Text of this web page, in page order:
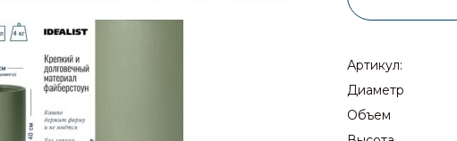
Артикул:
Диаметр
Объем